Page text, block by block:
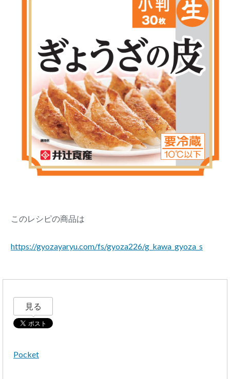
このレシピの商品は
https://gyozayaryu.com/fs/gyoza226/g_kawa_gyoza_s
見る
Pocket